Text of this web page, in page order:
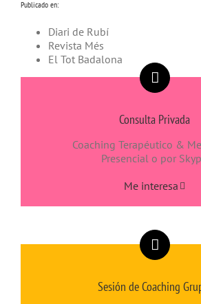
Publicado en:
Diari de Rubí
Revista Més
El Tot Badalona
Consulta Privada
Coaching Terapéutico &
Presencial o por
Me interesa
Sesión de Coaching